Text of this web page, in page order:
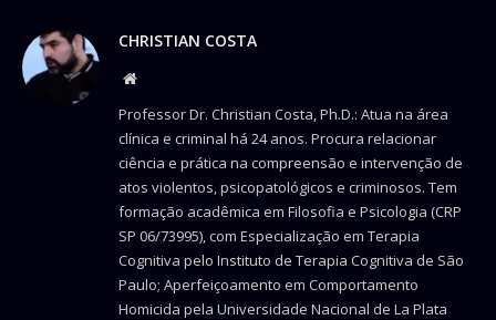
CHRISTIAN COSTA
Website
Professor Dr. Christian Costa, Ph.D.: Atua na área
clínica e criminal há 24 anos. Procura relacionar
ciência e prática na compreensão e intervenção de
atos violentos, psicopatológicos e criminosos. Tem
formação acadêmica em Filosofia e Psicologia (CRP
SP 06/73995), com Especialização em Terapia
Cognitiva pelo Instituto de Terapia Cognitiva de São
Paulo; Aperfeiçoamento em Comportamento
Homicida pela Universidade Nacional de La Plata